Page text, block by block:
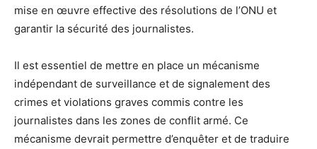
mise en œuvre effective des résolutions de l’ONU et
garantir la sécurité des journalistes.
Il est essentiel de mettre en place un mécanisme
indépendant de surveillance et de signalement des
crimes et violations graves commis contre les
journalistes dans les zones de conflit armé. Ce
mécanisme devrait permettre d’enquêter et de traduire